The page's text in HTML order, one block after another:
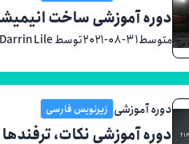
دوره آموزشی ساخت انیمیشن
متوسط۲۰۲۱-۰۸-۳۱توسط Darrin Lile
دوره آموزشی زیرنویس فارسی
دوره آموزشی نکات،